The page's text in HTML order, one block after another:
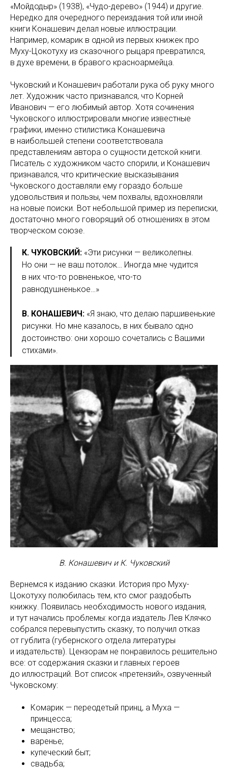
«Мойдодыр» (1938), «Чудо-дерево» (1944) и другие.
Нередко для очередного переиздания той или иной
книги Конашевич делал новые иллюстрации.
Например, комарик в одной из первых книжек про
Муху-Цокотуху из сказочного рыцаря превратился,
в духе времени, в бравого красноармейца.
Чуковский и Конашевич работали рука об руку много
лет. Художник часто признавался, что Корней
Иванович — его любимый автор. Хотя сочинения
Чуковского иллюстрировали многие известные
графики, именно стилистика Конашевича
в наибольшей степени соответствовала
представлениям автора о сущности детской книги.
Писатель с художником часто спорили, и Конашевич
признавался, что критические высказывания
Чуковского доставляли ему гораздо больше
удовольствия и пользы, чем похвалы, вдохновляли
на новые поиски. Вот небольшой пример из переписки,
достаточно много говорящий об отношениях в этом
творческом союзе.
К. ЧУКОВСКИЙ: «Эти рисунки — великолепны.
Но они — не ваш потолок… Иногда мне чудится
в них что-то ровненькое, что-то
равнодушненькое…»
В. КОНАШЕВИЧ: «Я знаю, что делаю паршивенькие
рисунки. Но мне казалось, в них бывало одно
достоинство: они хорошо сочетались с Вашими
стихами».
В. Конашевич и К. Чуковский
Вернемся к изданию сказки. История про Муху-
Цокотуху полюбилась тем, кто смог раздобыть
книжку. Появилась необходимость нового издания,
и тут начались проблемы: когда издатель Лев Клячко
собрался перевыпустить сказку, то получил отказ
от гублита (губернского отдела литературы
и издательств). Цензорам не понравилось решительно
все: от содержания сказки и главных героев
до иллюстраций. Вот список «претензий», озвученный
Чуковскому:
Комарик — переодетый принц, а Муха —
принцесса;
мещанство;
варенье;
купеческий быт;
свадьба;